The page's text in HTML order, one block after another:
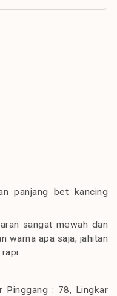
panjang bet kancing
sangat mewah dan
warna apa saja, jahitan
Pinggang : 78, Lingkar